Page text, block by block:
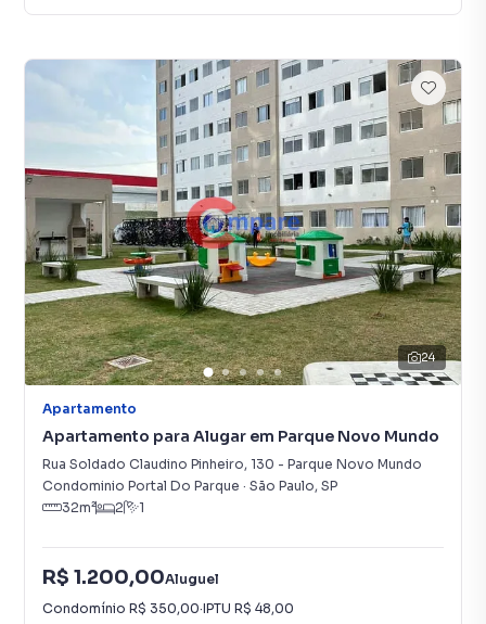
24
Apartamento
Apartamento para Alugar em Parque Novo Mundo
Rua Soldado Claudino Pinheiro, 130 - Parque Novo Mundo
Condominio Portal Do Parque · São Paulo, SP
32m² 2 1
R$ 1.200,00Aluguel
Condomínio R$ 350,00·IPTU R$ 48,00